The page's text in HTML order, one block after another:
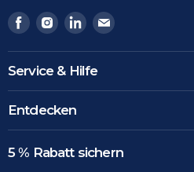
Finden
Sie
uns
auf
Facebook
Finden
Sie
uns
auf
Instagram
Finden
Sie
uns
auf
LinkedIn
Finden
uns
Email
Service & Hilfe
Entdecken
5 % Rabatt sichern